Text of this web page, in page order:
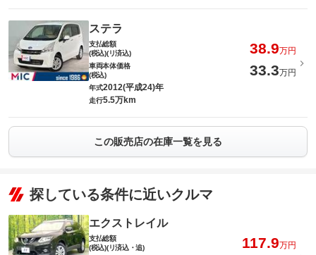
ステラ
支払総額
(税込)(リ済込)
38.9万円
車両本体価格
(税込)
33.3万円
年式2012(平成24)年
走行5.5万km
この販売店の在庫一覧を見る
探している条件に近いクルマ
エクストレイル
支払総額
(税込)(リ済込・追)
117.9万円